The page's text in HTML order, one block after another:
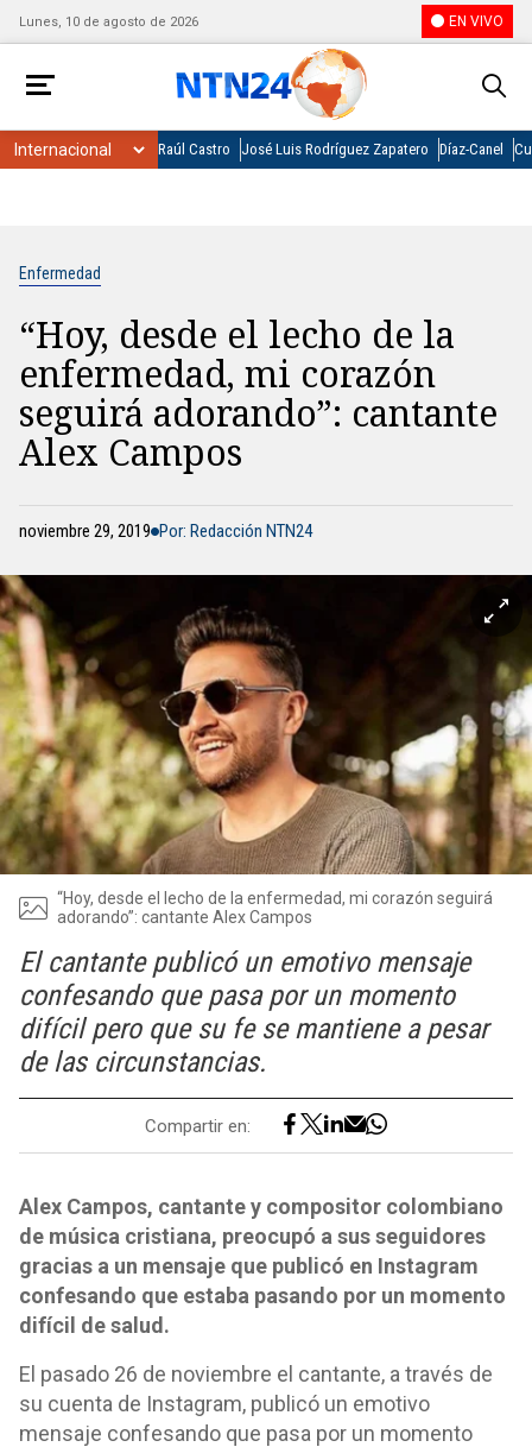
Lunes, 10 de agosto de 2026 EN VIVO
Raúl Castro José Luis Rodríguez Zapatero Díaz-Canel
Enfermedad
“Hoy, desde el lecho de la
enfermedad, mi corazón
seguirá adorando”: cantante
Alex Campos
noviembre 29, 2019 Por: Redacción NTN24
“Hoy, desde el lecho de la enfermedad, mi corazón seguirá
adorando”: cantante Alex Campos
El cantante publicó un emotivo mensaje
confesando que pasa por un momento
difícil pero que su fe se mantiene a pesar
de las circunstancias.
Compartir en:
Alex Campos, cantante y compositor colombiano
de música cristiana, preocupó a sus seguidores
gracias a un mensaje que publicó en Instagram
confesando que estaba pasando por un momento
difícil de salud.
El pasado 26 de noviembre el cantante, a través de
su cuenta de Instagram, publicó un emotivo
mensaje confesando que pasa por un momento